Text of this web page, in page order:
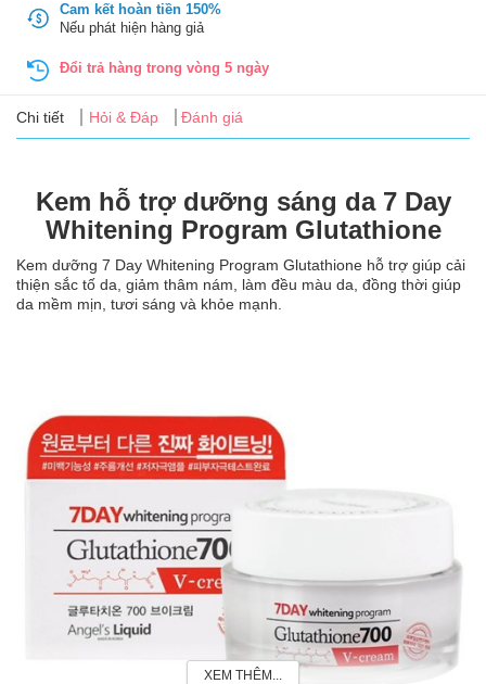
nhà
Tin
Cam kết hoàn tiền 150%
Nếu phát hiện hàng giả
Đổi trả hàng trong vòng 5 ngày
Chi tiết Hỏi & Đáp Đánh giá
Kem hỗ trợ dưỡng sáng da 7 Day
Whitening Program Glutathione
Kem dưỡng 7 Day Whitening Program Glutathione hỗ trợ giúp cải
thiện sắc tố da, giảm thâm nám, làm đều màu da, đồng thời giúp
da mềm mịn, tươi sáng và khỏe mạnh.
XEM THÊM...